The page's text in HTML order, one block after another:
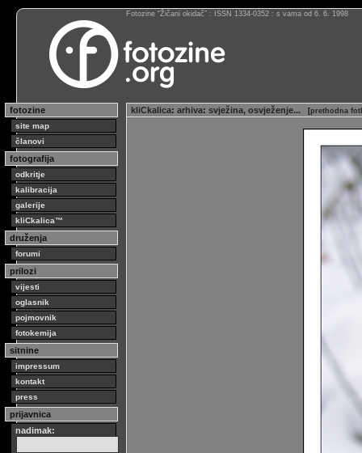
Fotozine “Žičani okidač” : ISSN 1334-0352 : s vama od 6. 6. 1998
fotozine
site map
članovi
fotografija
odkritje
kalibracija
galerije
kliCkalica™
druženja
forumi
prilozi
vijesti
oglasnik
pojmovnik
fotokemija
sitnine
impressum
kontakt
press
prijavnica
nadimak:
kliCkalica: arhiva: svježina, osvježenje... [prethodna